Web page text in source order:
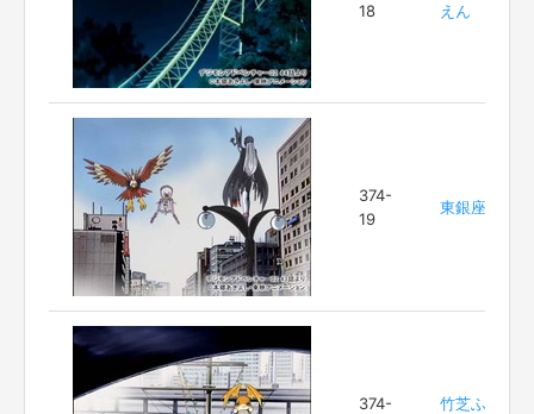
18
えん
374-
19
東銀座
374-
竹芝ふ